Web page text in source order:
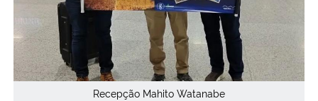
Recepção Mahito Watanabe